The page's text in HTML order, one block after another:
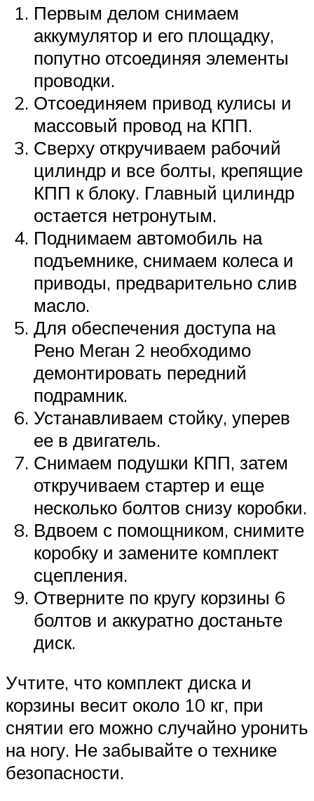
Первым делом снимаем
аккумулятор и его площадку,
попутно отсоединяя элементы
проводки.
Отсоединяем привод кулисы и
массовый провод на КПП.
Сверху откручиваем рабочий
цилиндр и все болты, крепящие
КПП к блоку. Главный цилиндр
остается нетронутым.
Поднимаем автомобиль на
подъемнике, снимаем колеса и
приводы, предварительно слив
масло.
Для обеспечения доступа на
Рено Меган 2 необходимо
демонтировать передний
подрамник.
Устанавливаем стойку, уперев
ее в двигатель.
Снимаем подушки КПП, затем
откручиваем стартер и еще
несколько болтов снизу коробки.
Вдвоем с помощником, снимите
коробку и замените комплект
сцепления.
Отверните по кругу корзины 6
болтов и аккуратно достаньте
диск.
Учтите, что комплект диска и
корзины весит около 10 кг, при
снятии его можно случайно уронить
на ногу. Не забывайте о технике
безопасности.